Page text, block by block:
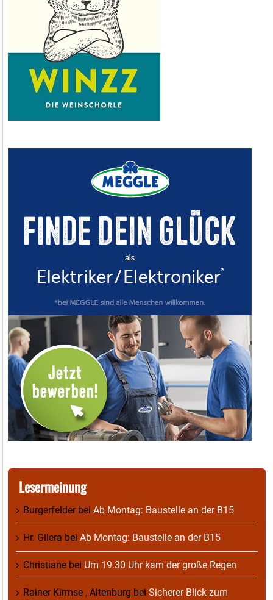
Lesermeinung
Burgerfelderbei Ab Montag: Baustelle an der B15
Hr. Gilera bei Ab Montag: Baustelle an der B15
Christiane bei Um 19.30 Uhr kam der große Regen
Rainer Kirmse , Altenburg bei Sicherer Blick zum